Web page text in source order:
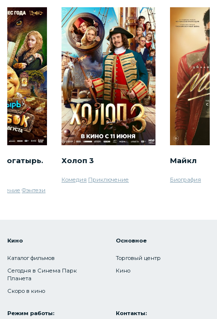
Холоп 3
Комедия Приключение
Майкл
Биография
Фэнтези
Кино
Каталог фильмов
Сегодня в Синема Парк
Планета
Скоро в кино
Основное
Торговый центр
Кино
Режим работы: Контакты: